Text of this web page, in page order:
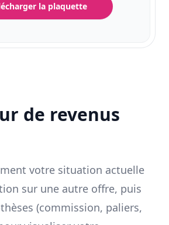
la plaquette
de revenus
votre situation actuelle
sur une autre offre, puis
(commission, paliers,